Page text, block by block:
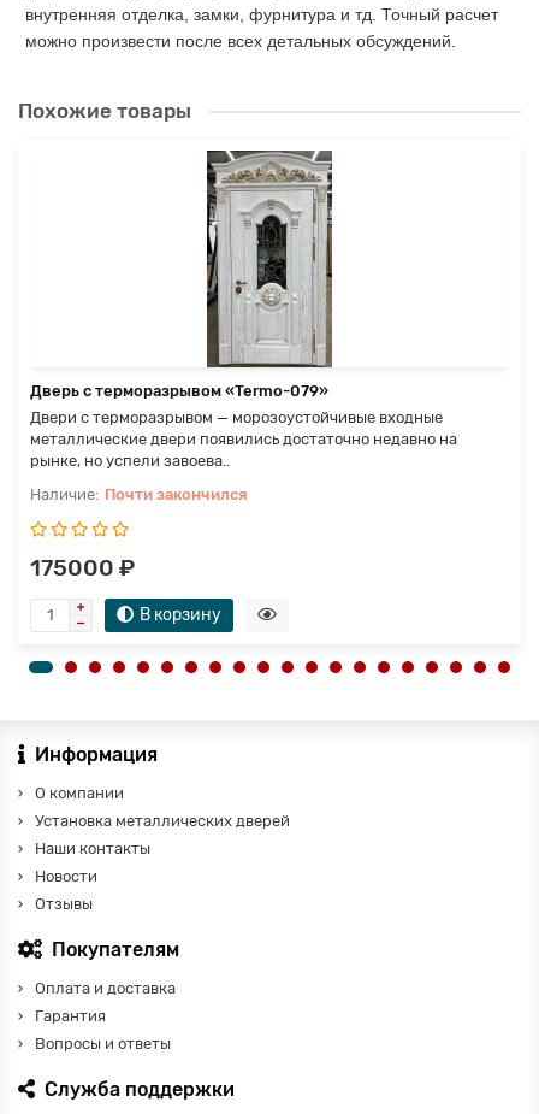
внутренняя отделка, замки, фурнитура и тд. Точный расчет
можно произвести после всех детальных обсуждений.
Похожие товары
Дверь с терморазрывом «Termo-079»
Двери с терморазрывом — морозоустойчивые входные
металлические двери появились достаточно недавно на
рынке, но успели завоева..
Почти закончился
175000 ₽
В корзину
Информация
О компании
Установка металлических дверей
Наши контакты
Новости
Отзывы
Покупателям
Оплата и доставка
Гарантия
Вопросы и ответы
Служба поддержки